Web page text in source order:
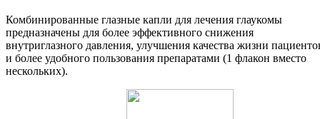
Комбинированные глазные капли для лечения глаукомы
предназначены для более эффективного снижения
внутриглазного давления, улучшения качества жизни
и более удобного пользования препаратами (1 флакон вместо
нескольких).